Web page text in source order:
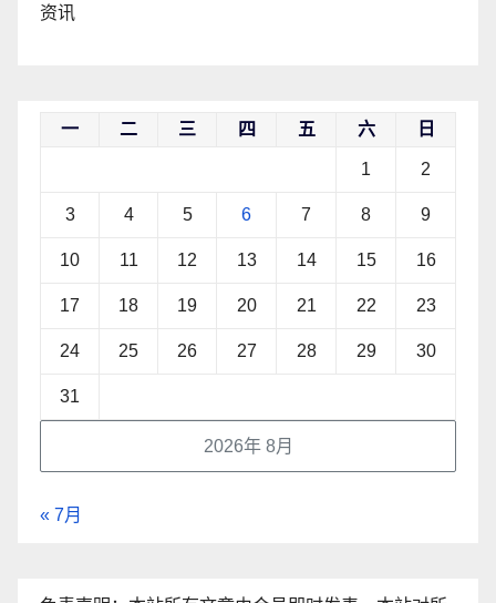
资讯
2026年 8月
一 二 三 四 五 六 日
1 2
3 4 5 6 7 8 9
10 11 12 13 14 15 16
17 18 19 20 21 22 23
24 25 26 27 28 29 30
31
« 7月